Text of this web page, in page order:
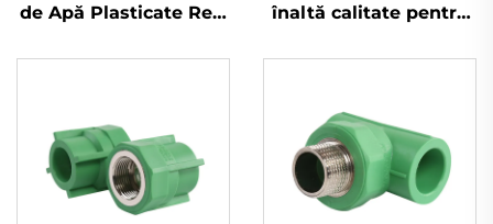
de Apă Plasticate Reci
înaltă calitate pentru